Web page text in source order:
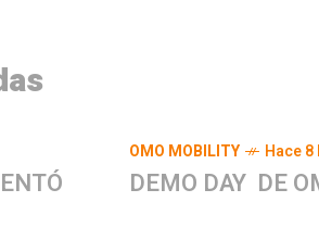
OMO MOBILITY Hace
DEMO DAY DE